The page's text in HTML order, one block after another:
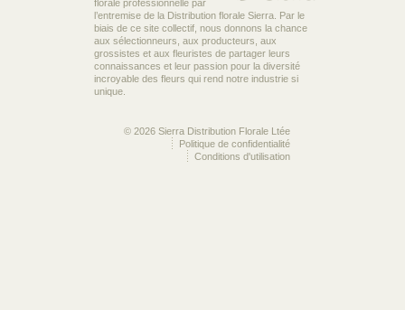
florale professionnelle par
l’entremise de la Distribution florale Sierra. Par le
biais de ce site collectif, nous donnons la chance
aux sélectionneurs, aux producteurs, aux
grossistes et aux fleuristes de partager leurs
connaissances et leur passion pour la diversité
incroyable des fleurs qui rend notre industrie si
unique.
© 2026 Sierra Distribution Florale Ltée
Politique de confidentialité
Conditions d'utilisation